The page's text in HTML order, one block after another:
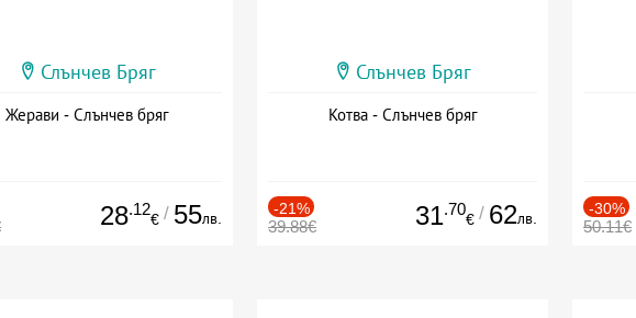
Слънчев Бряг
Жерави - Слънчев бряг
28.12
€ / 55лв.
Слънчев Бряг
Котва - Слънчев бряг
-21%
39.88€ 31.70
€ / 62лв.
-30%
50.11€